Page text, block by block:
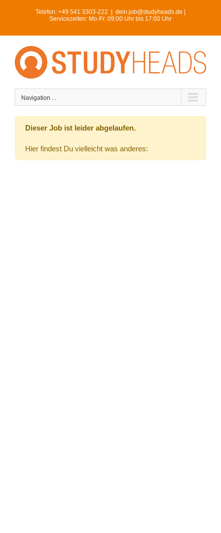
Telefon: +49 541 3303-222
dein.job@studyheads.de |
Servicezeiten: Mo-Fr: 09:00 Uhr bis 17:00 Uhr
Navigation ...
Dieser Job ist leider abgelaufen.
Hier findest Du vielleicht was anderes: